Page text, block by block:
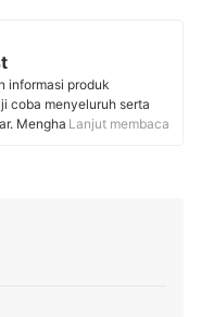
informasi produk
coba menyeluruh serta
Menghasilkan konten
Lanjut membaca